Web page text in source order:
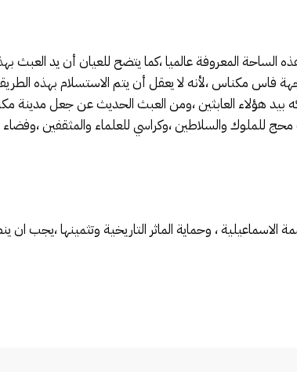
المعروفة عالميا ،كما يتضح للعيان أن يد العبث
فاس مكناس ،لأنه لا يعقل أن يتم الاستسلام بهذه
بيد هؤلاء العابثين ،ومن العبث الحديث عن جعل مدينة
للملوك والسلاطين ،وكراسي للعلماء والمثقفين
، وحماية الماثر التاريخية وتثمينها ،يجب